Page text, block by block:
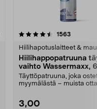
1563
Hiilihapotuslaitteet &
Hiilihappopatruuna
vaihto Wassermaxx,
Täyttöpatruuna, joka
myymälästä – muista
3,00
4.5viidestä